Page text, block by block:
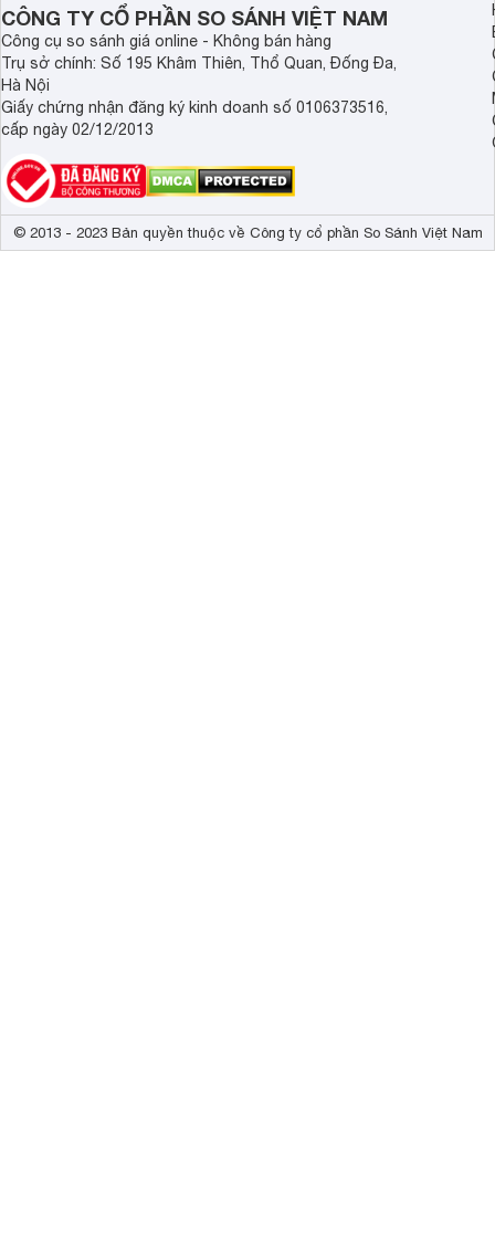
CÔNG TY CỔ PHẦN SO SÁNH VIỆT NAM
Công cụ so sánh giá online - Không bán hàng
Trụ sở chính: Số 195 Khâm Thiên, Thổ Quan, Đống Đa,
Hà Nội
Giấy chứng nhận đăng ký kinh doanh số 0106373516,
cấp ngày 02/12/2013
© 2013 - 2023 Bản quyền thuộc về Công ty cổ phần So Sánh Việt Nam